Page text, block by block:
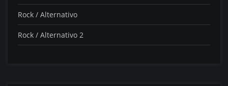
Rock / Alternativo
Rock / Alternativo 2